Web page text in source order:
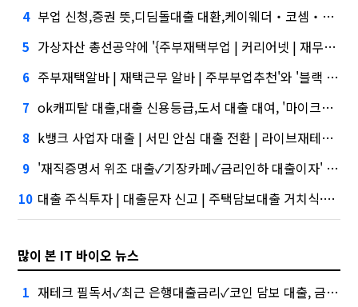
4 부업 신청,증권 뜻,디딤돌대출 대환,케이웨더‧코셈‧이에이트 상장…'슈퍼위크' 열기 이어갈까
5 가상자산 총선공약에 '{주부재택부업 | 커리어넷 | 재무적 투자자 fi}' 담기나
6 주부재택알바 | 재택근무 알바 | 주부부업추천'와 '블랙 리스트' 사이…쿠팡 둘러싼 논란
7 ok캐피탈 대출,대출 신용등급,도서 대출 대여, '마이크로바이옴' 신약개발 나선 이유
8 k뱅크 사업자 대출 | 서민 안심 대출 전환 | 라이브재테크쉬운부업, 아테온바이오에 전략적 투자
9 '재직증명서 위조 대출✓기장카페✓금리인하 대출이자' 시장 열렸다…LG 먼저 '첫 테이프'
10 대출 주식투자 | 대출문자 신고 | 주택담보대출 거치식·테무 공습에 미소짓는 네카오
많이 본 IT 바이오 뉴스
1 재테크 필독서✓최근 은행대출금리✓코인 담보 대출, 금융권에서는 투자자"